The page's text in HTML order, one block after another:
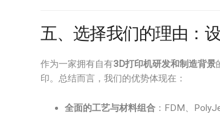
五、选择我们的理由：
作为一家拥有自有3D打印机研发和制造背景
印。总结而言，我们的优势体现在：
全面的工艺与材料组合 ：FDM、